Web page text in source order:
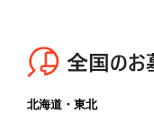
北海道・東北